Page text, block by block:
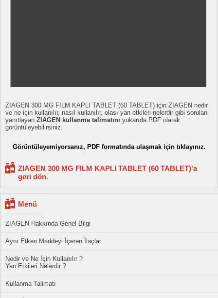
ZIAGEN 300 MG FILM KAPLI TABLET (60 TABLET) için ZIAGEN nedir
ve ne için kullanılır, nasıl kullanılır, olası yan etkileri nelerdir gibi soruları
yanıtlayan ZIAGEN kullanma talimatını yukarıda PDF olarak
görüntüleyebilirsiniz.
Görüntüleyemiyorsanız, PDF formatında ulaşmak için tıklayınız.
ZIAGEN 300 MG FILM KAPLI TABLET (60 TABLET)'a
geri dön.
Menü
ZIAGEN Hakkında Genel Bilgi
Aynı Etken Maddeyi İçeren İlaçlar
Nedir ve Ne İçin Kullanılır ?
Yan Etkileri Nelerdir ?
Kullanma Talimatı